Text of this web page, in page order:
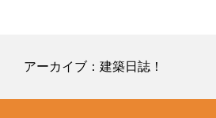
アーカイブ：建築日誌！